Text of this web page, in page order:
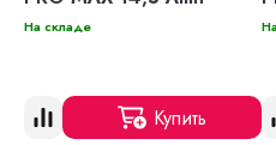
На складе
Купить